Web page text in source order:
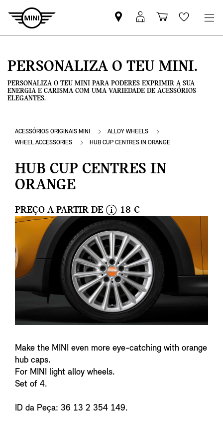
Pesquisar
parceiro
Iniciar
sessão
Carrinho
de
Wishlist
PERSONALIZA O TEU MINI.
PERSONALIZA O TEU MINI PARA PODERES EXPRIMIR A SUA
ENERGIA E CARISMA COM UMA VARIEDADE DE ACESSÓRIOS
ELEGANTES.
ACESSÓRIOS ORIGINAIS MINI
ALLOY WHEELS
WHEEL ACCESSORIES
HUB CUP CENTRES IN ORANGE
HUB CUP CENTRES IN
ORANGE
PREÇO A PARTIR DE
i
n
f
o
18 €
Make the MINI even more eye-catching with orange
hub caps.
For MINI light alloy wheels.
Set of 4.
ID da Peça: 36 13 2 354 149.